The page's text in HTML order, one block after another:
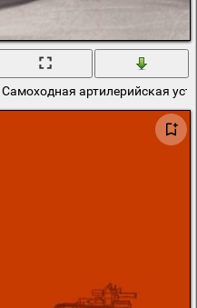
Самоходная артилерийская